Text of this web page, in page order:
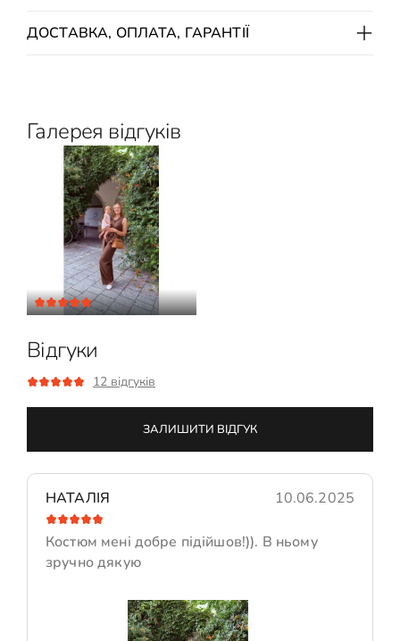
ДОСТАВКА, ОПЛАТА, ГАРАНТІЇ
Галерея відгуків
Відгуки
12 відгуків
ЗАЛИШИТИ ВІДГУК
НАТАЛІЯ 10.06.2025
Костюм мені добре підійшов!)). В ньому
зручно дякую